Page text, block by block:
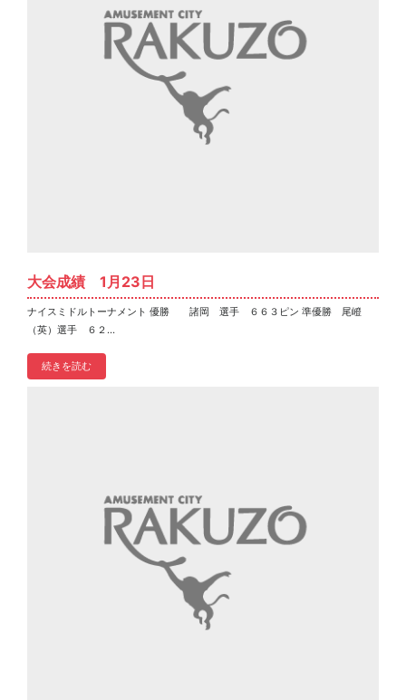
大会成績 1月23日
ナイスミドルトーナメント 優勝 諸岡 選手 ６６３ピン 準優勝 尾嶝
（英）選手 ６２...
続きを読む